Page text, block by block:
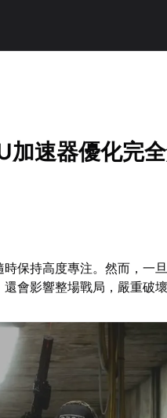
加速器優化完
保持高度專注。然而，一
會影響整場戰局，嚴重破